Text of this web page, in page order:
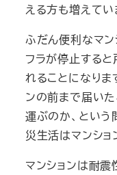
える方も増えてい
ふだん便利なマン
フラが停止する
れることになりま
ンの前まで届い
運ぶのか、とい
災生活はマンショ
マンションは耐